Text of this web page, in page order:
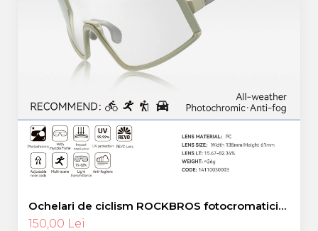
Ochelari de ciclism ROCKBROS fotocromatici
anti-aburire UV400 reglabili
150,00 Lei